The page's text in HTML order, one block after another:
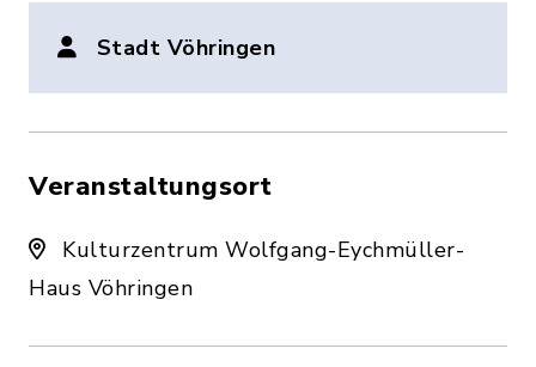
Stadt Vöhringen
Veranstaltungsort
Kulturzentrum Wolfgang-Eychmüller-
Haus Vöhringen